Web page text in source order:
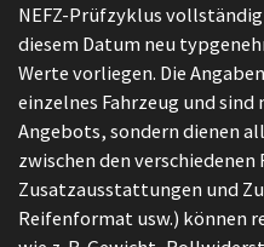
NEFZ-Prüfzyklus
diesem Datum neu
Werte vorliegen. Die
einzelnes Fahrzeug und
Angebots, sondern dienen
zwischen den verschiedenen
Zusatzausstattungen und
Reifenformat usw.) können